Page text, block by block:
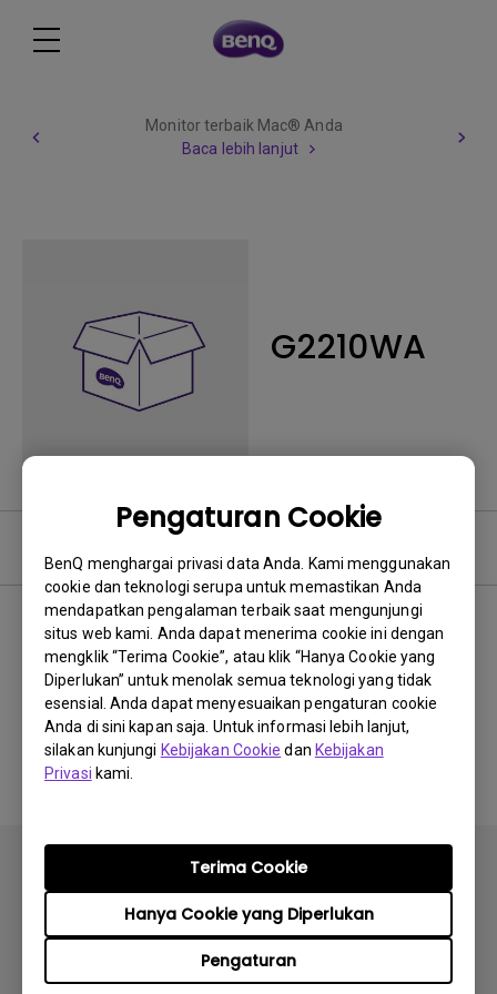
Pengaturan Cookie
BenQ menghargai privasi data Anda. Kami menggunakan
cookie dan teknologi serupa untuk memastikan Anda
mendapatkan pengalaman terbaik saat mengunjungi
situs web kami. Anda dapat menerima cookie ini dengan
mengklik “Terima Cookie”, atau klik “Hanya Cookie yang
Diperlukan” untuk menolak semua teknologi yang tidak
esensial. Anda dapat menyesuaikan pengaturan cookie
Anda di sini kapan saja. Untuk informasi lebih lanjut,
silakan kunjungi Kebijakan Cookie dan Kebijakan
Privasi kami.
Pengaturan
Hanya Cookie yang Diperlukan
Terima Cookie
Monitor terbaik Mac® Anda
Baca lebih lanjut
G2210WA
0 hasil Terbaru
Tidak ada video terkait
Berlangganan